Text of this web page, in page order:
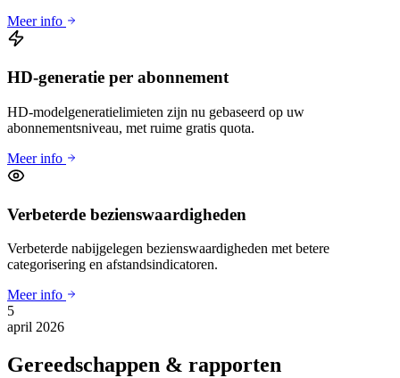
Meer info
HD-generatie per abonnement
HD-modelgeneratielimieten zijn nu gebaseerd op uw
abonnementsniveau, met ruime gratis quota.
Meer info
Verbeterde bezienswaardigheden
Verbeterde nabijgelegen bezienswaardigheden met betere
categorisering en afstandsindicatoren.
Meer info
5
april 2026
Gereedschappen & rapporten